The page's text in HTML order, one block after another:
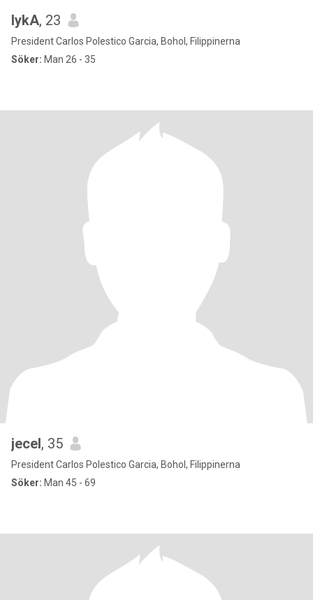
lykA, 23
President Carlos Polestico Garcia, Bohol, Filippinerna
Söker: Man 26 - 35
jecel, 35
President Carlos Polestico Garcia, Bohol, Filippinerna
Söker: Man 45 - 69